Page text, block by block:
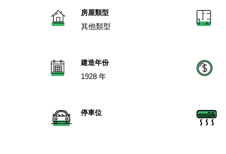
房屋類型
其他類型
建造年份
1928 年
停車位